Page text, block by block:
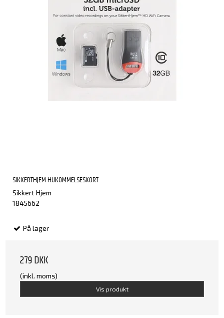
SIKKERTHJEM HUKOMMELSESKORT
Sikkert Hjem
1845662
På lager
279 DKK
(inkl. moms)
Vis produkt